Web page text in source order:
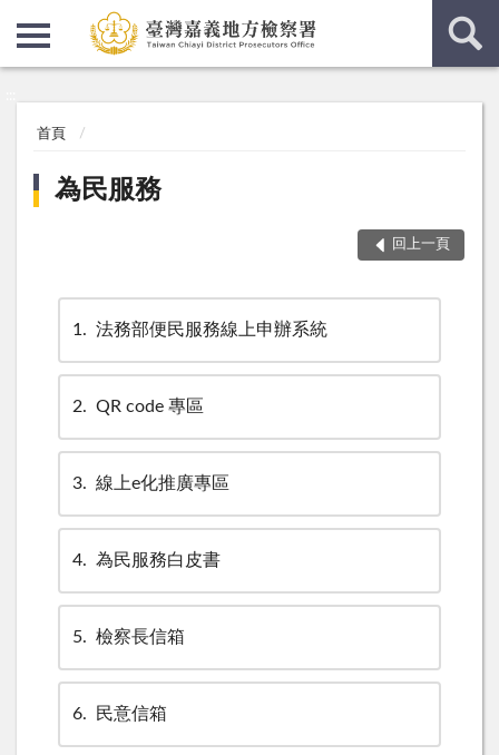
首頁
為民服務
回上一頁
1 法務部便民服務線上申辦系統
2 QR code 專區
3 線上e化推廣專區
4 為民服務白皮書
5 檢察長信箱
6 民意信箱